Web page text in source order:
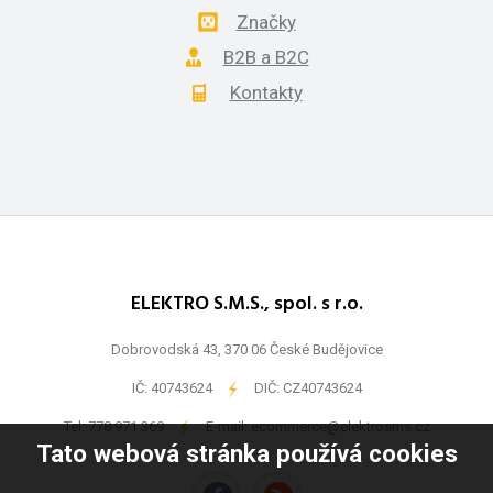
Tato webová stránka používá cookies
Značky
B2B a B2C
Kontakty
ELEKTRO S.M.S., spol. s r.o.
Dobrovodská 43, 370 06 České Budějovice
IČ: 40743624 - DIČ: CZ40743624
Tel:778 971 369 - E-mail:ecommerce@elektrosms.cz